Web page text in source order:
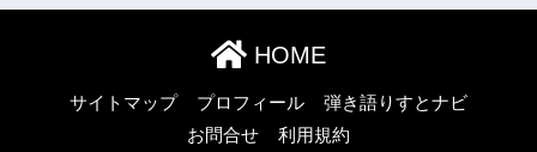
HOME
サイトマップ プロフィール
弾き語りすとナビ
お問合せ
利用規約